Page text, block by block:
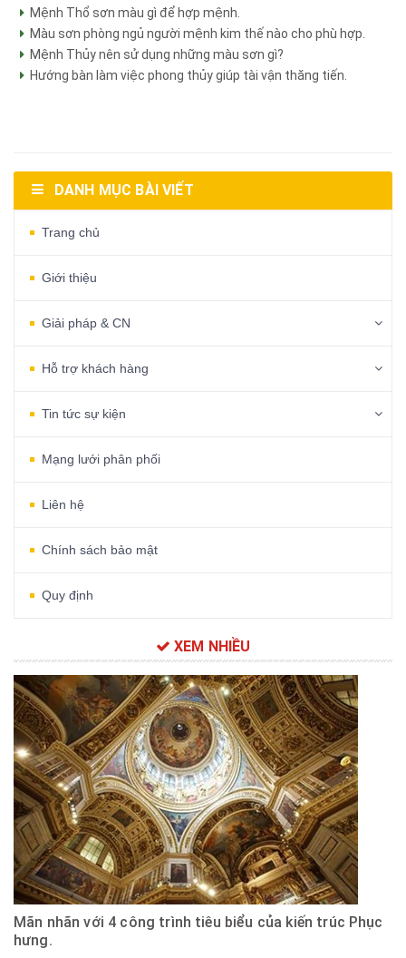
Mệnh Thổ sơn màu gì để hợp mệnh.
Màu sơn phòng ngủ người mệnh kim thế nào cho phù hợp.
Mệnh Thủy nên sử dụng những màu sơn gì?
Hướng bàn làm việc phong thủy giúp tài vận thăng tiến.
DANH MỤC BÀI VIẾT
Trang chủ
Giới thiệu
Giải pháp & CN
Hỗ trợ khách hàng
Tin tức sự kiện
Mạng lưới phân phối
Liên hệ
Chính sách bảo mật
Quy định
XEM NHIỀU
Mãn nhãn với 4 công trình tiêu biểu của kiến trúc Phục
hưng.